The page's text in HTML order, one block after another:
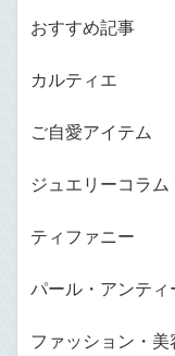
おすすめ記事
カルティエ
ご自愛アイテム
ジュエリーコラム
ティファニー
パール・アンティ
ファッション・美